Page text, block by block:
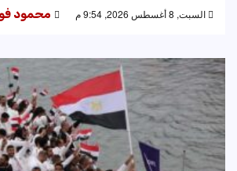
السبت, 8 أغسطس 2026, 9:54 م محمود